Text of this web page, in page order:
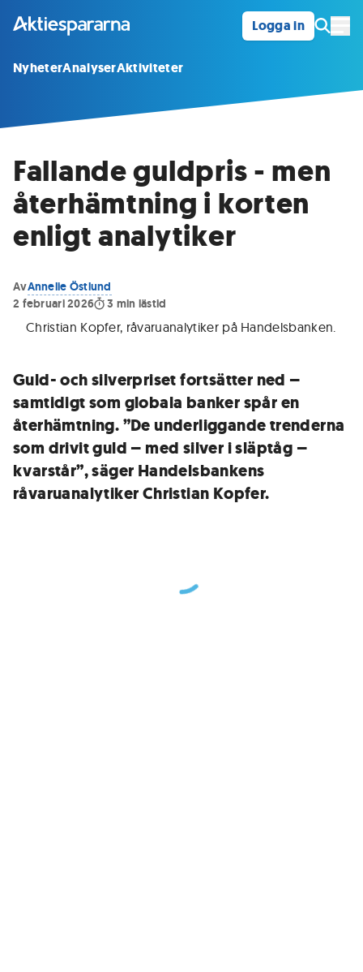
Logga in
NyheterAnalyserAktiviteter
Fallande guldpris - men
återhämtning i korten
enligt analytiker
AvAnnelie Östlund
2 februari 2026
3 min lästid
Christian Kopfer, råvaruanalytiker på Handelsbanken.
Guld- och silverpriset fortsätter ned –
samtidigt som globala banker spår en
återhämtning. ”De underliggande trenderna
som drivit guld – med silver i släptåg –
kvarstår”, säger Handelsbankens
råvaruanalytiker Christian Kopfer.